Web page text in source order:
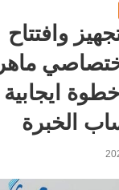
وافتتاح
ماهر
ايجابية
الخبرة